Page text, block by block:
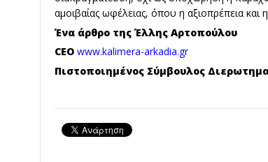
αμοιβαίας ωφέλειας, όπου η αξιοπρέπεια και
Ένα άρθρο της Έλλης Αρτοπούλου
CEO www.kalimera-arkadia.gr
Πιστοποιημένος Σύμβουλος